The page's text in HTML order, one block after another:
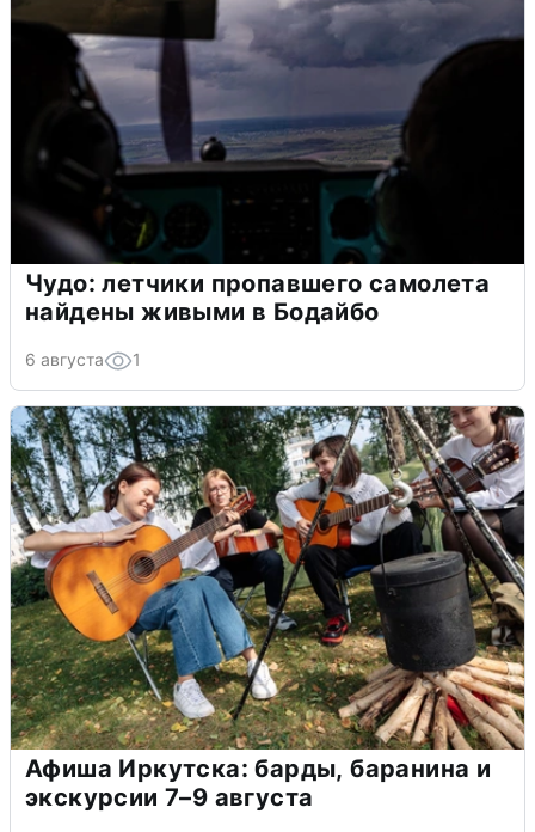
Чудо: летчики пропавшего самолета
найдены живыми в Бодайбо
6 августа 1
Афиша Иркутска: барды, баранина и
экскурсии 7–9 августа